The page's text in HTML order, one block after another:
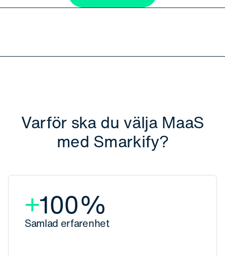
Varför ska du välja MaaS
med Smarkify?
+100%
Samlad erfarenhet